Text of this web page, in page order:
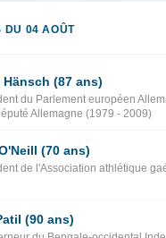
DU 04 AOÛT
Hänsch (87 ans)
du Parlement européen
Allemagne (1979 - 2009)
(70 ans)
de l'Association athlétique
(90 ans)